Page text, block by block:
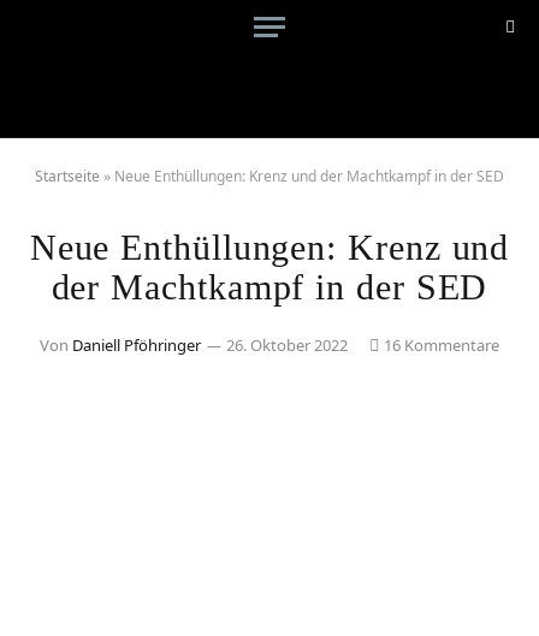
Startseite » Neue Enthüllungen: Krenz und der Machtkampf in der SED
Neue Enthüllungen: Krenz und
der Machtkampf in der SED
Von Daniell Pföhringer 26. Oktober 2022 16 Kommentare